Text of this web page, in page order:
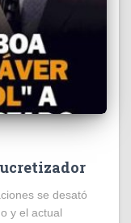
se desató
y el actual